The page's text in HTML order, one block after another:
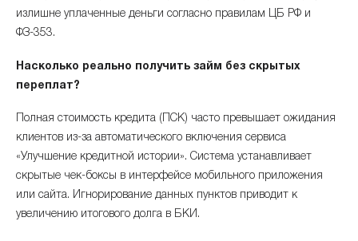
излишне уплаченные деньги согласно правилам ЦБ РФ и
ФЗ-353.
Насколько реально получить займ без скрытых
переплат?
Полная стоимость кредита (ПСК) часто превышает ожидания
клиентов из-за автоматического включения сервиса
«Улучшение кредитной истории». Система устанавливает
скрытые чек-боксы в интерфейсе мобильного приложения
или сайта. Игнорирование данных пунктов приводит к
увеличению итогового долга в БКИ.